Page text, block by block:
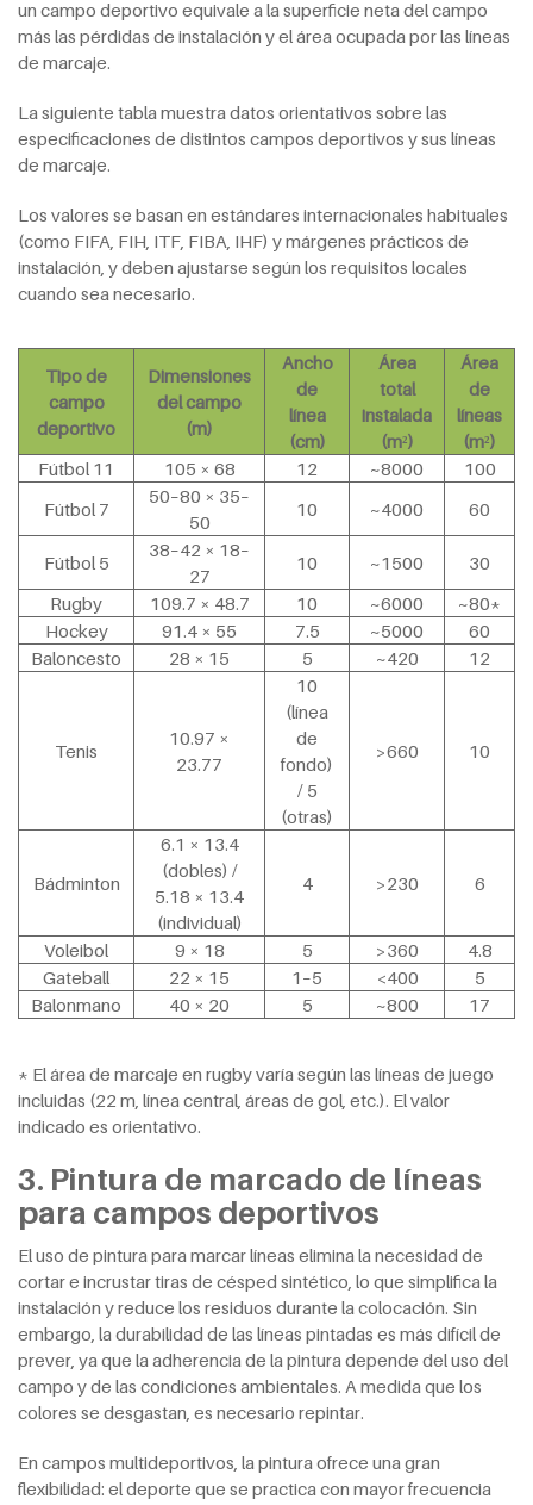
un campo deportivo equivale a la superficie neta del campo
más las pérdidas de instalación y el área ocupada por las líneas
de marcaje.
La siguiente tabla muestra datos orientativos sobre las
especificaciones de distintos campos deportivos y sus líneas
de marcaje.
Los valores se basan en estándares internacionales habituales
(como FIFA, FIH, ITF, FIBA, IHF) y márgenes prácticos de
instalación, y deben ajustarse según los requisitos locales
cuando sea necesario.
Tipo de
campo
deportivo
Dimensiones
del campo
(m)
Ancho
de
línea
(cm)
Área
total
instalada
(m²)
Área
de
líneas
(m²)
Fútbol 11
105 × 68 12 ~8000
100
Fútbol 7
50–80 × 35–
50
10 ~4000 60
Fútbol 5
38–42 × 18–
27
10 ~1500
30
Rugby
109.7 × 48.7 10 ~6000
~80*
Hockey
91.4 × 55 7.5 ~5000
60
Baloncesto
28 × 15 5 ~420 12
Tenis
10.97 ×
23.77
10
(línea
de
fondo)
/ 5
(otras)
>660 10
Bádminton
6.1 × 13.4
(dobles) /
5.18 × 13.4
(individual)
4 >230 6
Voleibol 9 × 18 5 >360
4.8
Gateball
22 × 15 1–5 <400
5
Balonmano
40 × 20 5 ~800 17
* El área de marcaje en rugby varía según las líneas de juego
incluidas (22 m, línea central, áreas de gol, etc.). El valor
indicado es orientativo.
3. Pintura de marcado de líneas
para campos deportivos
El uso de pintura para marcar líneas elimina la necesidad de
cortar e incrustar tiras de césped sintético, lo que simplifica la
instalación y reduce los residuos durante la colocación. Sin
embargo, la durabilidad de las líneas pintadas es más difícil de
prever, ya que la adherencia de la pintura depende del uso del
campo y de las condiciones ambientales. A medida que los
colores se desgastan, es necesario repintar.
En campos multideportivos, la pintura ofrece una gran
flexibilidad: el deporte que se practica con mayor frecuencia